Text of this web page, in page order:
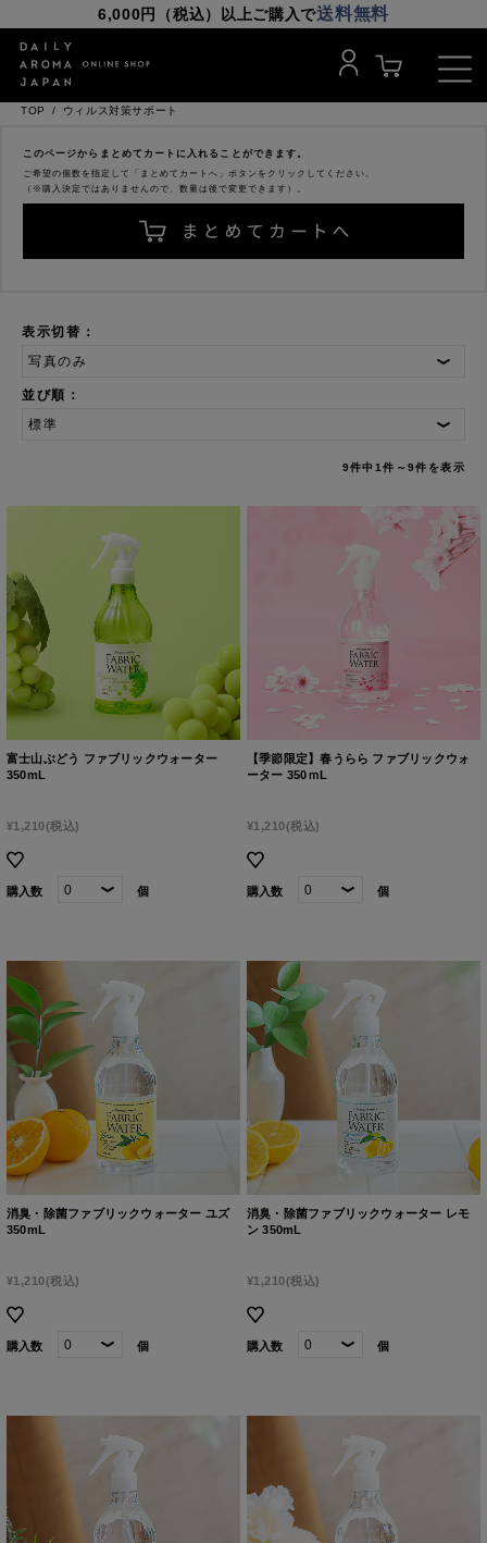
6,000円（税込）以上ご購入で送料無料
TOP ウィルス対策サポート
このページからまとめてカートに入れることができます。
ご希望の個数を指定して「まとめてカートへ」ボタンをクリックしてください。
（※購入決定ではありませんので、数量は後で変更できます）。
表示切替：
並び順：
9件中1件～9件を表示
富士山ぶどう ファブリックウォーター
350mL
¥1,210(税込)
購入数 個
【季節限定】春うらら ファブリックウォ
ーター 350ｍL
¥1,210(税込)
購入数 個
消臭・除菌ファブリックウォーター ユズ
350mL
¥1,210(税込)
購入数 個
消臭・除菌ファブリックウォーター レモ
ン 350mL
¥1,210(税込)
購入数 個